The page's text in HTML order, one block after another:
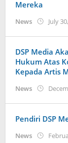
Mereka
News July
DSP Media
Hukum Atas
Kepada Artis
News
Pendiri DSP
News